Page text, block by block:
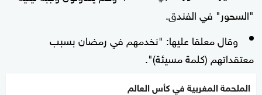
"السحور" في الفندق.
وقال معلقا عليها: "نخدمهم في رمضان بسبب
معتقداتهم (كلمة مسيئة)".
الملحمة المغربية في كأس العالم